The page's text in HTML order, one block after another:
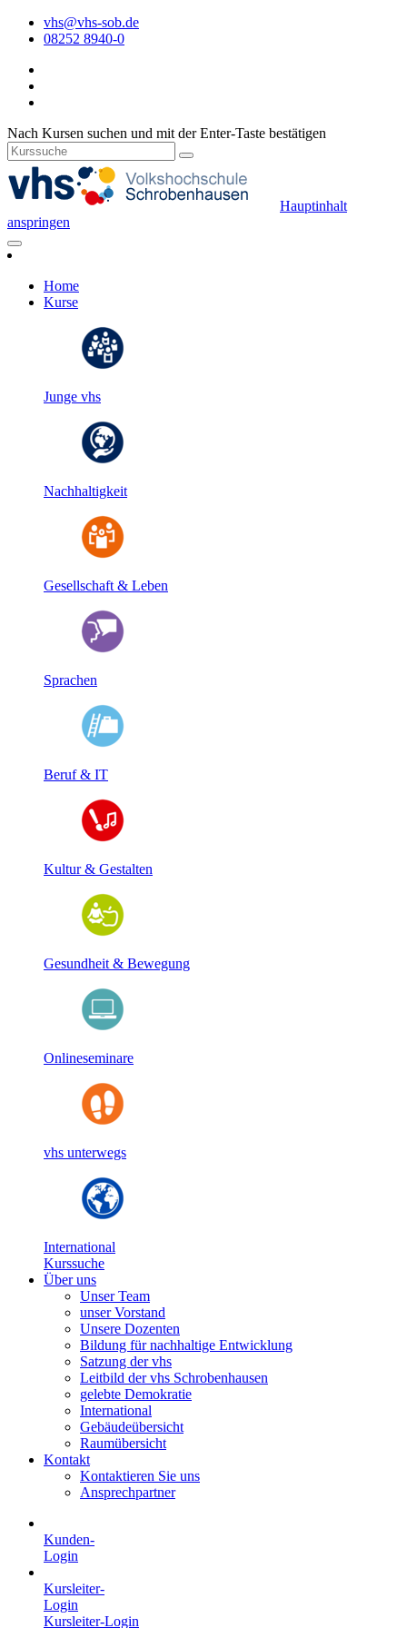
vhs@vhs-sob.de
08252 8940-0
Nach Kursen suchen und mit der Enter-Taste bestätigen
Hauptinhalt
anspringen
Home
Kurse
Junge vhs
Nachhaltigkeit
Gesellschaft & Leben
Sprachen
Beruf & IT
Kultur & Gestalten
Gesundheit & Bewegung
Onlineseminare
vhs unterwegs
International
Kurssuche
Über uns
Unser Team
unser Vorstand
Unsere Dozenten
Bildung für nachhaltige Entwicklung
Satzung der vhs
Leitbild der vhs Schrobenhausen
gelebte Demokratie
International
Gebäudeübersicht
Raumübersicht
Kontakt
Kontaktieren Sie uns
Ansprechpartner
Kunden-
Login
Kursleiter-
Login
Kursleiter-Login